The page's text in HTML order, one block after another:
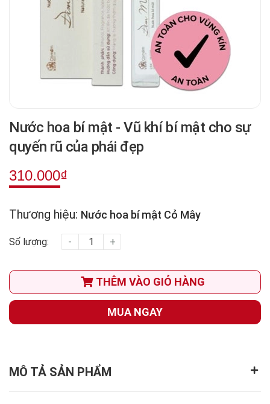
Nước hoa bí mật - Vũ khí bí mật cho sự
quyến rũ của phái đẹp
310.000₫
Thương hiệu: Nước hoa bí mật Cỏ Mây
Số lượng: - +
THÊM VÀO GIỎ HÀNG
MUA NGAY
MÔ TẢ SẢN PHẨM